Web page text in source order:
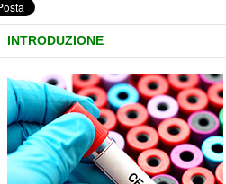
INTRODUZIONE